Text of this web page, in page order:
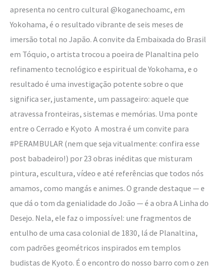
apresenta no centro cultural @koganechoamc, em
Yokohama, é o resultado vibrante de seis meses de
imersão total no Japão. A convite da Embaixada do Brasil
em Tóquio, o artista trocou a poeira de Planaltina pelo
refinamento tecnológico e espiritual de Yokohama, e o
resultado é uma investigação potente sobre o que
significa ser, justamente, um passageiro: aquele que
atravessa fronteiras, sistemas e memórias. Uma ponte
entre o Cerrado e Kyoto A mostra é um convite para
#PERAMBULAR (nem que seja vitualmente: confira esse
post babadeiro!) por 23 obras inéditas que misturam
pintura, escultura, vídeo e até referências que todos nós
amamos, como mangás e animes. O grande destaque — e
que dá o tom da genialidade do João — é a obra A Linha do
Desejo. Nela, ele faz o impossível: une fragmentos de
entulho de uma casa colonial de 1830, lá de Planaltina,
com padrões geométricos inspirados em templos
budistas de Kyoto. É o encontro do nosso barro com o zen